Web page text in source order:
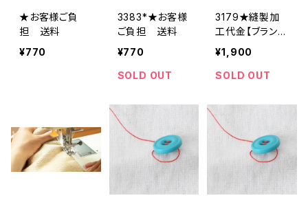
★お客様ご負
担 送料
¥770
3383*★お客様
ご負担 送料
¥770
SOLD OUT
3179★縫製加
工代金【ブランド
タグ】
¥1,900
SOLD OUT